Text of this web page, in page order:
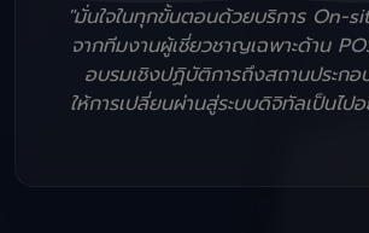
"มั่นใจในทุกขั้นตอนด้วยบริการ On-
จากทีมงานผู้เชี่ยวชาญเฉพาะด้าน
อบรมเชิงปฏิบัติการถึงสถานประกอ
ให้การเปลี่ยนผ่านสู่ระบบดิจิทัลเป็นไป